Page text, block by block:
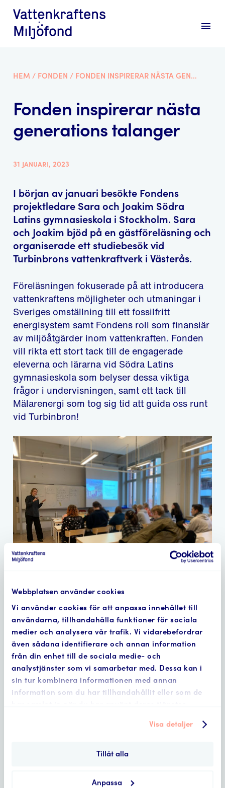
Webbplatsen använder cookies
Vi använder cookies för att anpassa innehållet till
användarna, tillhandahålla funktioner för sociala
medier och analysera vår trafik. Vi vidarebefordrar
även sådana identifierare och annan information
från din enhet till de sociala medie- och
analystjänster som vi samarbetar med. Dessa kan i
sin tur kombinera informationen med annan
information som du har tillhandahållit eller som de
Visa detaljer
Tillåt alla
Anpassa
menu
HEM / FONDEN / FONDEN INSPIRERAR NÄSTA GENERATIONS TALANGER
Fonden inspirerar nästa
generations talanger
31 januari, 2023
I början av januari besökte Fondens
projektledare Sara och Joakim Södra
Latins gymnasieskola i Stockholm. Sara
och Joakim bjöd på en gästföreläsning och
organiserade ett studiebesök vid
Turbinbrons vattenkraftverk i Västerås.
Föreläsningen fokuserade på att introducera
vattenkraftens möjligheter och utmaningar i
Sveriges omställning till ett fossilfritt
energisystem samt Fondens roll som finansiär
av miljöåtgärder inom vattenkraften. Fonden
vill rikta ett stort tack till de engagerade
eleverna och lärarna vid Södra Latins
gymnasieskola som belyser dessa viktiga
frågor i undervisningen, samt ett tack till
Mälarenergi som tog sig tid att guida oss runt
vid Turbinbron!
Fondens projektledare Sara föreläser om
vattenkraftens roll i ett fossilfritt energisystem.